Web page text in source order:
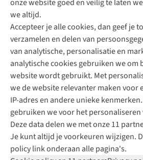
onze website goed en veilig te laten
we altijd.
Accepteer je alle cookies, dan geef je
verzamelen en delen van
van analytische, personalisatie en
analytische cookies gebruiken we om
website wordt gebruikt. Met
we de website relevanter maken voor
IP-adres en andere unieke
gebruiken we voor het personaliseren
Deze data delen we met onze 11
Je kunt altijd je voorkeuren wijzigen.
policy link onderaan alle pagina's.
Direct advies van een
+31 (0)85 888 50 88
+31 6 12 28 49 80
Contactformulier